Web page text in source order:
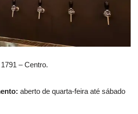
– Centro.
aberto de quarta-feira até sábado